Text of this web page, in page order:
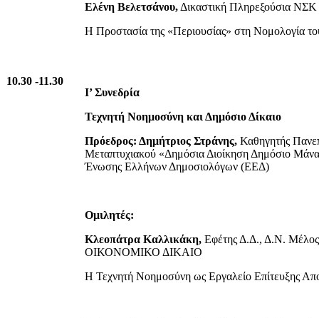
Ελένη Βελετσάνου, Δικαστική Πληρεξούσια ΝΣΚ
Η Προστασία της «Περιουσίας» στη Νομολογία
10.30 -11.30
Ι’ Συνεδρία
Τεχνητή Νοημοσύνη και Δημόσιο Δίκαιο
Πρόεδρος: Δημήτριος Στράνης, Καθηγητής
Μεταπτυχιακού «Δημόσια Διοίκηση Δημόσιο
Ένωσης Ελλήνων Δημοσιολόγων (ΕΕΔ)
Ομιλητές:
Κλεοπάτρα Καλλικάκη, Εφέτης Δ.Δ., Δ.Ν. Μέλος
ΟΙΚΟΝΟΜΙΚΟ ΔΙΚΑΙΟ
Η Τεχνητή Νοημοσύνη ως Εργαλείο Επίτευξης